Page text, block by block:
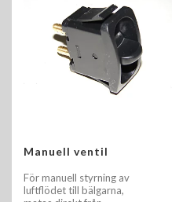
Manuell ventil
För manuell styrning av
luftflödet till bälgarna,